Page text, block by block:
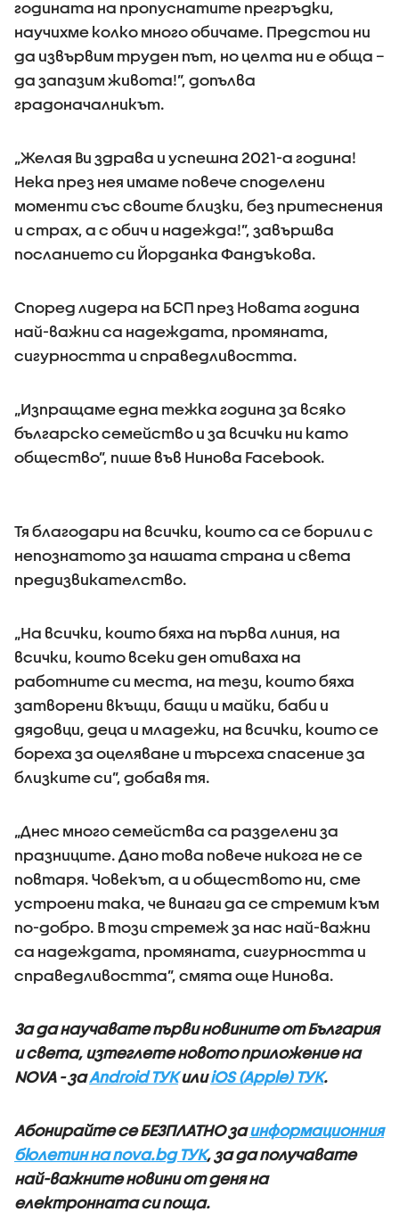
годината на пропуснатите прегръдки,
научихме колко много обичаме. Предстои ни
да извървим труден път, но целта ни е обща –
да запазим живота!”, допълва
градоначалникът.
„Желая Ви здрава и успешна 2021-а година!
Нека през нея имаме повече споделени
моменти със своите близки, без притеснения
и страх, а с обич и надежда!”, завършва
посланието си Йорданка Фандъкова.
Според лидера на БСП през Новата година
най-важни са надеждата, промяната,
сигурността и справедливостта.
„Изпращаме една тежка година за всяко
българско семейство и за всички ни като
общество”, пише във Нинова Facebook.
Тя благодари на всички, които са се борили с
непознатото за нашата страна и света
предизвикателство.
„На всички, които бяха на първа линия, на
всички, които всеки ден отиваха на
работните си места, на тези, които бяха
затворени вкъщи, бащи и майки, баби и
дядовци, деца и младежи, на всички, които се
бореха за оцеляване и търсеха спасение за
близките си”, добавя тя.
„Днес много семейства са разделени за
празниците. Дано това повече никога не се
повтаря. Човекът, а и обществото ни, сме
устроени така, че винаги да се стремим към
по-добро. В този стремеж за нас най-важни
са надеждата, промяната, сигурността и
справедливостта”, смята още Нинова.
За да научавате първи новините от България
и света, изтеглете новото приложение на
NOVA - заAndroid ТУКилиiOS (Apple) ТУК.
Абонирайте се БЕЗПЛАТНО заинформационния
бюлетин на nova.bg ТУК, за да получавате
най-важните новини от деня на
електронната си поща.